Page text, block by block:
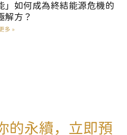
」如何成為終結能源危機的
解方？
多 »
的永續，立即預